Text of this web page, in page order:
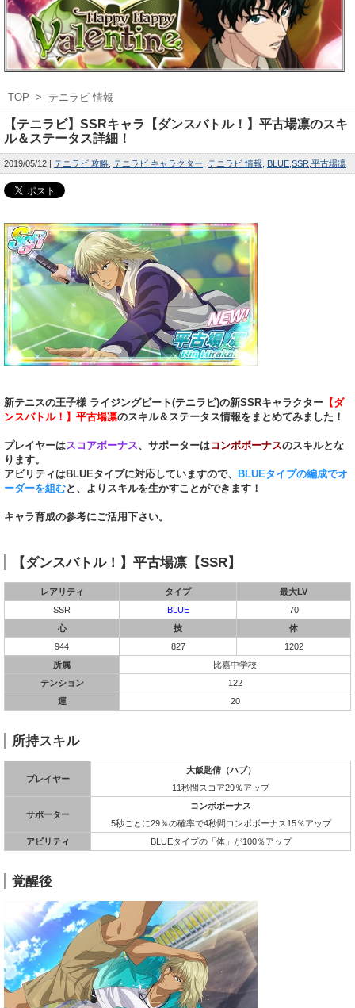
TOP > テニラビ 情報
【テニラビ】SSRキャラ【ダンスバトル！】平古場凛のスキ
ル＆ステータス詳細！
2019/05/12 テニラビ 攻略 テニラビ キャラクター テニラビ 情報 BLUE SSR 平古場凛
新テニスの王子様 ライジングビート(テニラビ)の新SSRキャラクター 【ダ
ンスバトル！】平古場凛のスキル＆ステータス情報をまとめてみました！
プレイヤーはスコアボーナス、サポーターはコンボボーナスのスキルとな
ります。
アビリティはBLUEタイプに対応していますので、
BLUEタイプの編成でオ
ーダーを組むと、よりスキルを生かすことができます！
キャラ育成の参考にご活用下さい。
【ダンスバトル！】平古場凛【SSR】
レアリティ タイプ
最大LV
SSR
BLUE
70
心
技
体
944
827
1202
所属
比嘉中学校
テンション
122
運
20
所持スキル
プレイヤー
大飯匙倩（ハブ）
11秒間スコア29％アップ
サポーター
コンボボーナス
5秒ごとに29％の確率で4秒間コンボボーナス15％アップ
アビリティ
BLUEタイプの「体」が100％アップ
覚醒後